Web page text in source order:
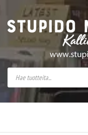
Stupido Market